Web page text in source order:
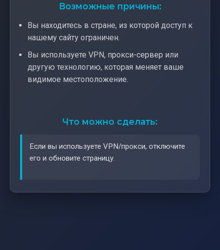
Возможные причины:
Вы находитесь в стране, из которой доступ к
нашему сайту ограничен.
Вы используете VPN, прокси-сервер или
другую технологию, которая меняет ваше
видимое местоположение.
Что можно сделать:
Если вы используете VPN/прокси, отключите
его и обновите страницу.